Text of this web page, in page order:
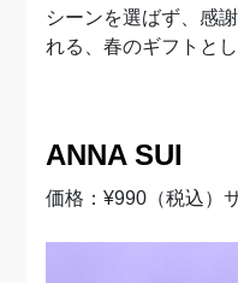
シーンを選ばず、感
れる、春のギフトと
ANNA SUI
価格：¥990（税込）